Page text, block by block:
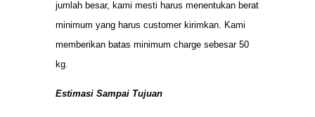
jumlah besar, kami mesti harus menentukan berat
minimum yang harus customer kirimkan. Kami
memberikan batas minimum charge sebesar 50
kg.
Estimasi Sampai Tujuan